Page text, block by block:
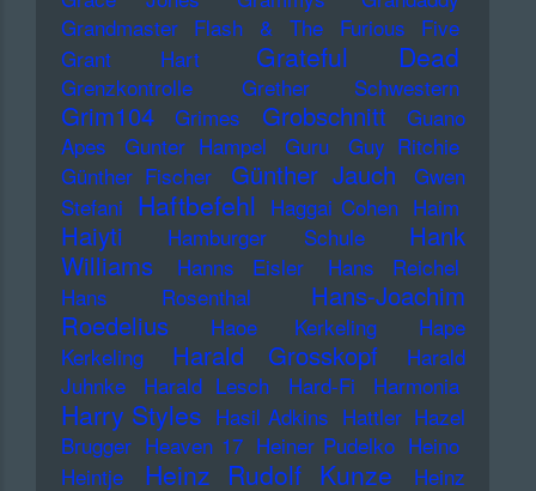
Grandmaster Flash & The Furious Five
Grant Hart
Grateful Dead
Grenzkontrolle Grether Schwestern
Grim104 Grimes Grobschnitt
Guano
Apes
Gunter Hampel Guru
Guy Ritchie
Günther Fischer
Günther Jauch
Gwen
Stefani Haftbefehl Haggai Cohen Haim
Haiyti Hamburger Schule
Hank
Williams
Hanns Eisler
Hans Reichel
Hans Rosenthal
Hans-Joachim
Roedelius
Haoe Kerkeling
Hape
Kerkeling
Harald Grosskopf
Harald
Juhnke
Harald Lesch Hard-Fi Harmonia
Harry Styles Hasil Adkins Hattler Hazel
Brugger Heaven 17 Heiner Pudelko Heino
Heintje
Heinz Rudolf Kunze Heinz